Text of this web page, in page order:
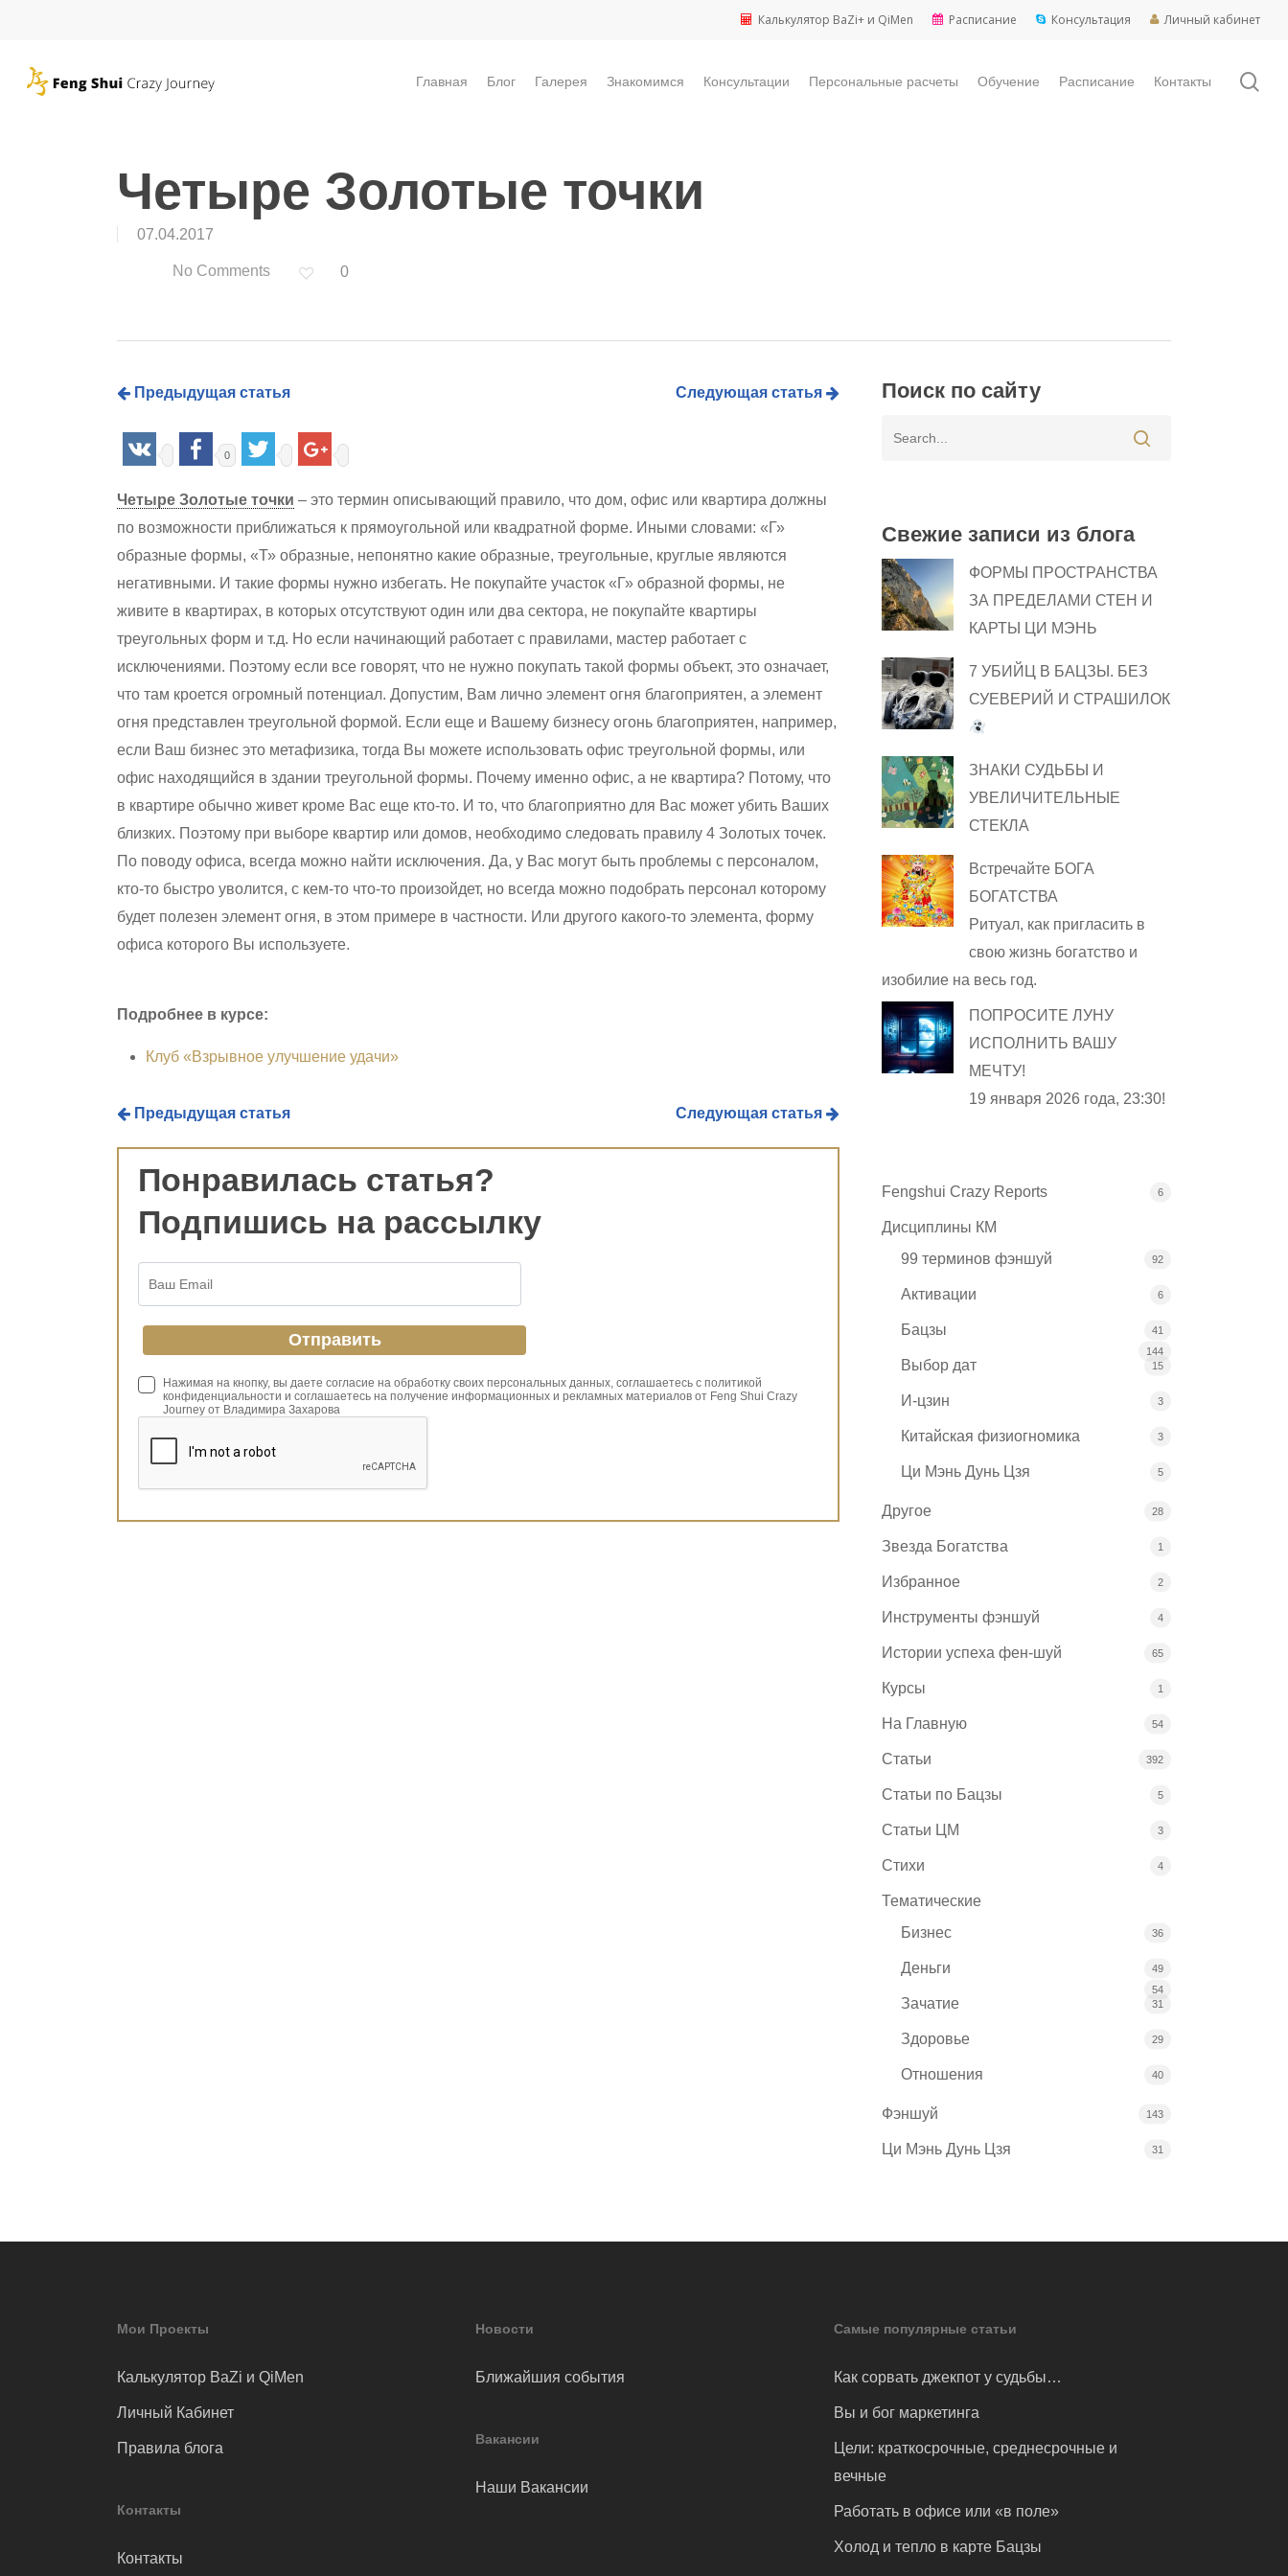
main
content
Калькулятор BaZi+ и QiMen Расписание Консультация Личный кабинет
Hit enter to search or ESC to close
Главная Блог Галерея Знакомимся Консультации Персональные расчеты Обучение Расписание Контакты
Четыре Золотые точки
07.04.2017
No Comments 0
Предыдущая статья Следующая статья
0
Четыре Золотые точки – это термин описывающий правило, что дом, офис или квартира должны
по возможности приближаться к прямоугольной или квадратной форме. Иными словами: «Г»
образные формы, «Т» образные, непонятно какие образные, треугольные, круглые являются
негативными. И такие формы нужно избегать. Не покупайте участок «Г» образной формы, не
живите в квартирах, в которых отсутствуют один или два сектора, не покупайте квартиры
треугольных форм и т.д. Но если начинающий работает с правилами, мастер работает с
исключениями. Поэтому если все говорят, что не нужно покупать такой формы объект, это означает,
что там кроется огромный потенциал. Допустим, Вам лично элемент огня благоприятен, а элемент
огня представлен треугольной формой. Если еще и Вашему бизнесу огонь благоприятен, например,
если Ваш бизнес это метафизика, тогда Вы можете использовать офис треугольной формы, или
офис находящийся в здании треугольной формы. Почему именно офис, а не квартира? Потому, что
в квартире обычно живет кроме Вас еще кто-то. И то, что благоприятно для Вас может убить Ваших
близких. Поэтому при выборе квартир или домов, необходимо следовать правилу 4 Золотых точек.
По поводу офиса, всегда можно найти исключения. Да, у Вас могут быть проблемы с персоналом,
кто-то быстро уволится, с кем-то что-то произойдет, но всегда можно подобрать персонал которому
будет полезен элемент огня, в этом примере в частности. Или другого какого-то элемента, форму
офиса которого Вы используете.
Подробнее в курсе:
Клуб «Взрывное улучшение удачи»
Предыдущая статья Следующая статья
Понравилась статья?
Подпишись на рассылку
Нажимая на кнопку, вы даете согласие на обработку своих персональных данных, соглашаетесь с политикой
конфиденциальности и соглашаетесь на получение информационных и рекламных материалов от Feng Shui Crazy
Journey от Владимира Захарова
Поиск по сайту
Свежие записи из блога
ФОРМЫ ПРОСТРАНСТВА
ЗА ПРЕДЕЛАМИ СТЕН И
КАРТЫ ЦИ МЭНЬ
7 УБИЙЦ В БАЦЗЫ. БЕЗ
СУЕВЕРИЙ И СТРАШИЛОК
ЗНАКИ СУДЬБЫ И
УВЕЛИЧИТЕЛЬНЫЕ
СТЕКЛА
Встречайте БОГА
БОГАТСТВА
Ритуал, как пригласить в
свою жизнь богатство и
изобилие на весь год.
ПОПРОСИТЕ ЛУНУ
ИСПОЛНИТЬ ВАШУ
МЕЧТУ!
19 января 2026 года, 23:30!
Fengshui Crazy Reports 6
Дисциплины КМ
144
99 терминов фэншуй 92
Активации 6
Бацзы 41
Выбор дат 15
И-цзин 3
Китайская физиогномика 3
Ци Мэнь Дунь Цзя 5
Другое 28
Звезда Богатства 1
Избранное 2
Инструменты фэншуй 4
Истории успеха фен-шуй 65
Курсы 1
На Главную 54
Статьи 392
Статьи по Бацзы 5
Статьи ЦМ 3
Стихи 4
Тематические
54
Бизнес 36
Деньги 49
Зачатие 31
Здоровье 29
Отношения 40
Фэншуй 143
Ци Мэнь Дунь Цзя 31
Мои Проекты
Калькулятор BaZi и QiMen
Личный Кабинет
Правила блога
Контакты
Контакты
Новости
Ближайшия события
Вакансии
Наши Вакансии
Самые популярные статьи
Как сорвать джекпот у судьбы…
Вы и бог маркетинга
Цели: краткосрочные, среднесрочные и
вечные
Работать в офисе или «в поле»
Холод и тепло в карте Бацзы